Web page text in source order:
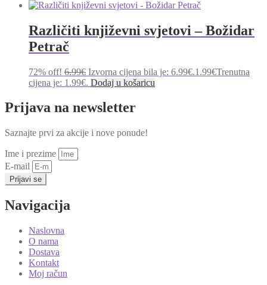
Različiti književni svjetovi – Božidar
Petrač
72% off! 6.99€ Izvorna cijena bila je: 6.99€.1.99€Trenutna
cijena je: 1.99€. Dodaj u košaricu
Prijava na newsletter
Saznajte prvi za akcije i nove ponude!
Ime i prezime
E-mail
Prijavi se
Navigacija
Naslovna
O nama
Dostava
Kontakt
Moj račun